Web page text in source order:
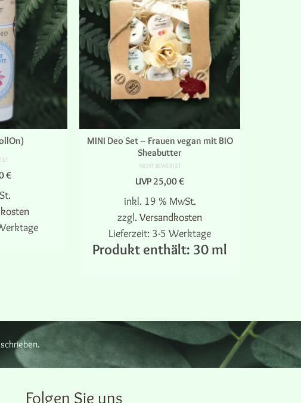
€
MINI Deo Set – Frauen vegan mit BIO
Sheabutter
NICHT BEWERTET
UVP25,00€
inkl. 19 % MwSt.
zzgl.Versandkosten
Lieferzeit: 3-5 Werktage
Produkt enthält: 30 ml
Folgen Sie uns